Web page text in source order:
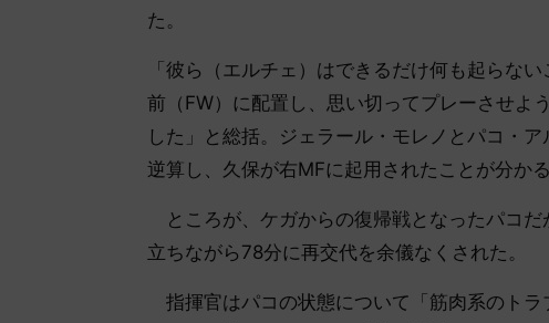
た。
「彼ら（エルチェ）はできるだけ何も起らな
前（FW）に配置し、思い切ってプレーさせよ
した」と総括。ジェラール・モレノとパコ・
逆算し、久保が右MFに起用されたことが分かる
ところが、ケガからの復帰戦となったパコ
立ちながら78分に再交代を余儀なくされた。
指揮官はパコの状態について「筋肉系のト